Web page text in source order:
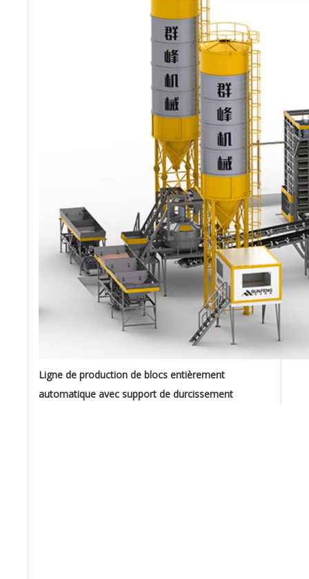
Ligne de production de blocs entièrement
automatique avec support de durcissement